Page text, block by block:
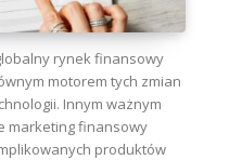
rynek finansowy
motorem tych zmian
Innym ważnym
marketing finansowy
produktów